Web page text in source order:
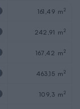
161,49 m2
242,91 m2
167,42 m2
463,15 m2
109,3 m2